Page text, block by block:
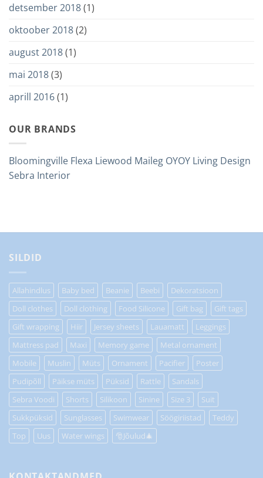
detsember 2018(1)
oktoober 2018(2)
august 2018(1)
mai 2018(3)
aprill 2016(1)
OUR BRANDS
Bloomingville Flexa Liewood Maileg OYOY Living Design
Sebra Interior
SILDID
Allahindlus Baby bed Beanie Beebi
Dekoratsioon
Doll clothes
Doll clothing Food Silicone Gift bag
Gift tags
Gift wrapping
Hiir Jersey sheets Lauamatt
Leggings
Mattress pad
Maxi Memory game
Metal ornament
Mobile
Muslin Müts Ornament Pacifier
Poster
Pudipõll
Päikse müts Püksid Rattle
Sandals
Sebra Voodi
Shorts Silikoon Sinine Size 3
Suit
Sukkpüksid
Sunglasses Swimwear Söögiriistad
Teddy
Top
Uus Water wings 🎅Jõulud🎄